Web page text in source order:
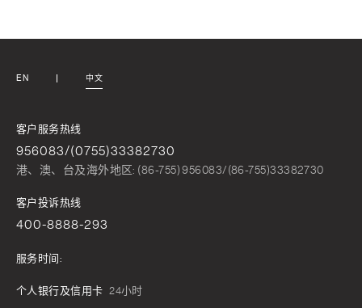
EN 中文
客户服务热线
956083/(0755)33382730
港、澳、台及海外地区: (86-755) 956083/(86-755)33382730
客户投诉热线
400-8888-293
服务时间:
个人银行及信用卡 24小时